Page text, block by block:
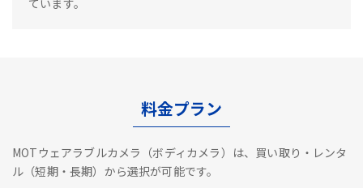
料金プラン
MOTウェアラブルカメラ（ボディカメラ）は、買い取り・レンタ
ル（短期・長期）から選択が可能です。